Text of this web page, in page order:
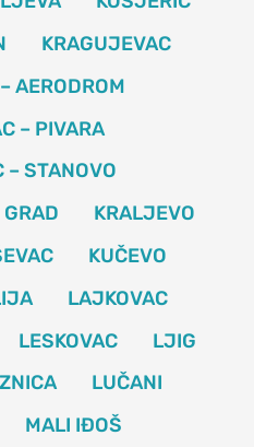
KRAGUJEVAC
AERODROM
– PIVARA
– STANOVO
KRALJEVO
KUČEVO
LAJKOVAC
LESKOVAC
LJIG
LUČANI
MALI IĐOŠ